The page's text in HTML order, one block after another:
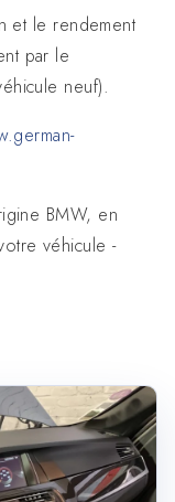
et le rendement
par le
neuf).
BMW, en
véhicule -